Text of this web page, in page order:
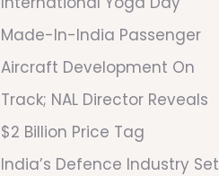
Made-In-India Passenger
Aircraft Development On
Track; NAL Director Reveals
$2 Billion Price Tag
India’s Defence Industry Set